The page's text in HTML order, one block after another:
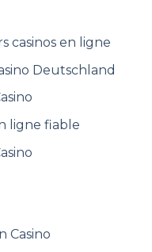
casinos en ligne
Deutschland
ligne fiable
Casino